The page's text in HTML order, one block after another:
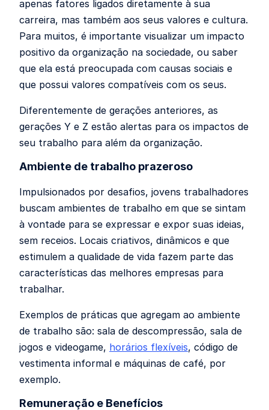
apenas fatores ligados diretamente à sua
carreira, mas também aos seus valores e cultura.
Para muitos, é importante visualizar um impacto
positivo da organização na sociedade, ou saber
que ela está preocupada com causas sociais e
que possui valores compatíveis com os seus.
Diferentemente de gerações anteriores, as
gerações Y e Z estão alertas para os impactos de
seu trabalho para além da organização.
Ambiente de trabalho prazeroso
Impulsionados por desafios, jovens trabalhadores
buscam ambientes de trabalho em que se sintam
à vontade para se expressar e expor suas ideias,
sem receios. Locais criativos, dinâmicos e que
estimulem a qualidade de vida fazem parte das
características das melhores empresas para
trabalhar.
Exemplos de práticas que agregam ao ambiente
de trabalho são: sala de descompressão, sala de
jogos e videogame, horários flexíveis, código de
vestimenta informal e máquinas de café, por
exemplo.
Remuneração e Benefícios